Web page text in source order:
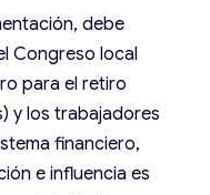
debe
Congreso local
para el retiro
y los trabajadores
financiero,
e influencia es